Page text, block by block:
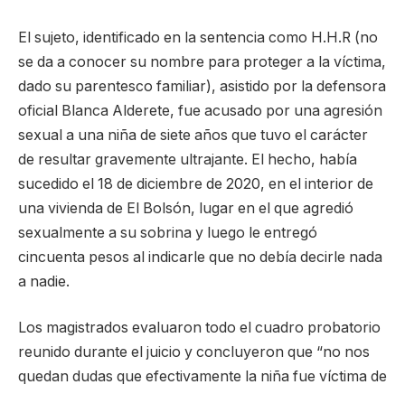
El sujeto, identificado en la sentencia como H.H.R (no
se da a conocer su nombre para proteger a la víctima,
dado su parentesco familiar), asistido por la defensora
oficial Blanca Alderete, fue acusado por una agresión
sexual a una niña de siete años que tuvo el carácter
de resultar gravemente ultrajante. El hecho, había
sucedido el 18 de diciembre de 2020, en el interior de
una vivienda de El Bolsón, lugar en el que agredió
sexualmente a su sobrina y luego le entregó
cincuenta pesos al indicarle que no debía decirle nada
a nadie.
Los magistrados evaluaron todo el cuadro probatorio
reunido durante el juicio y concluyeron que “no nos
quedan dudas que efectivamente la niña fue víctima de